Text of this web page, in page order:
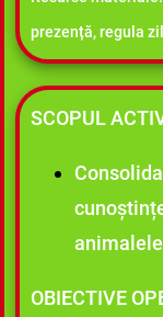
prezență, regula
SCOPUL
OBIECTIVE